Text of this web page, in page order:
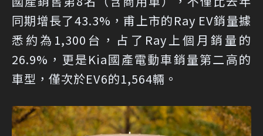
同期增長了43.3%，甫上市的Ray EV銷量據
悉約為1,300台，占了Ray上個月銷量的
26.9%，更是Kia國產電動車銷量第二高的
車型，僅次於EV6的1,564輛。